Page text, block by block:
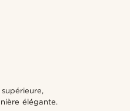
élégante.